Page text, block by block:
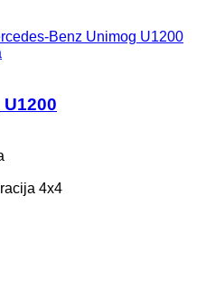
Benz Unimog U1200
4x4